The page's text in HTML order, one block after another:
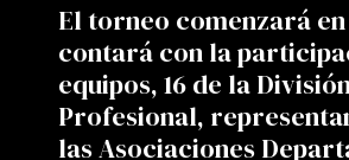
El torneo comenzará
contará con la
equipos, 16 de la
Profesional,
las Asociaciones